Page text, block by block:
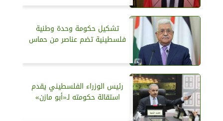
تشكيل حكومة وحدة وطنية
فلسطينية تضم عناصر من حماس
رئيس الوزراء الفلسطيني يقدم
استقالة حكومته لـ«أبو مازن»